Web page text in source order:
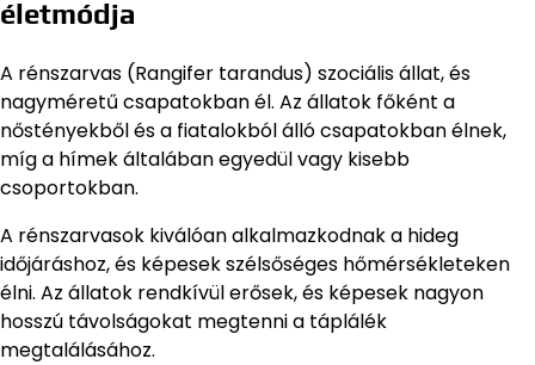
életmódja
A rénszarvas (Rangifer tarandus) szociális állat, és
nagyméretű csapatokban él. Az állatok főként a
nőstényekből és a fiatalokból álló csapatokban élnek,
míg a hímek általában egyedül vagy kisebb
csoportokban.
A rénszarvasok kiválóan alkalmazkodnak a hideg
időjáráshoz, és képesek szélsőséges hőmérsékleteken
élni. Az állatok rendkívül erősek, és képesek nagyon
hosszú távolságokat megtenni a táplálék
megtalálásához.